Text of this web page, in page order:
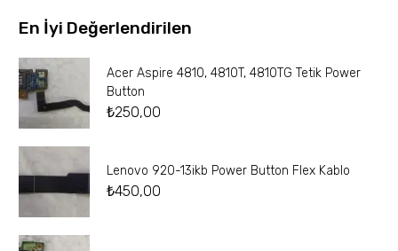
En İyi Değerlendirilen
Acer Aspire 4810, 4810T, 4810TG Tetik Power
Button
₺250,00
Lenovo 920-13ikb Power Button Flex Kablo
₺450,00